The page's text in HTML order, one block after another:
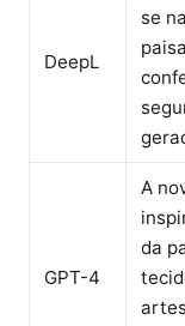
DeepL
se
GPT-4
A
da